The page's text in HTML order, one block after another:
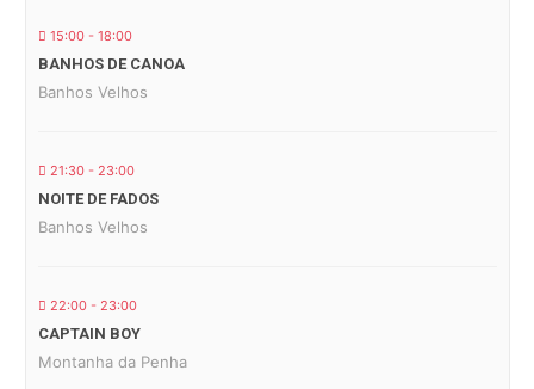
15:00 - 18:00
BANHOS DE CANOA
Banhos Velhos
21:30 - 23:00
NOITE DE FADOS
Banhos Velhos
22:00 - 23:00
CAPTAIN BOY
Montanha da Penha